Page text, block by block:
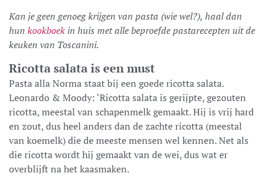
Kan je geen genoeg krijgen van pasta (wie wel?), haal dan
hun kookboek in huis met alle beproefde pastarecepten uit de
keuken van Toscanini.
Ricotta salata is een must
Pasta alla Norma staat bij een goede ricotta salata.
Leonardo & Moody: ‘Ricotta salata is gerijpte, gezouten
ricotta, meestal van schapenmelk gemaakt. Hij is vrij hard
en zout, dus heel anders dan de zachte ricotta (meestal
van koemelk) die de meeste mensen wel kennen. Net als
die ricotta wordt hij gemaakt van de wei, dus wat er
overblijft na het kaasmaken.